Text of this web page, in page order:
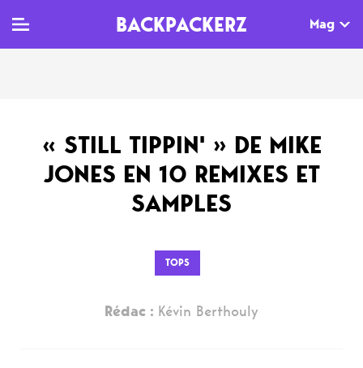
BACKPACKERZ Mag
Clips
Live
Dossiers
Tops
Interviews
Chroniques
Paris
Festivals
« STILL TIPPIN' » DE MIKE
JONES EN 10 REMIXES ET
SAMPLES
TOPS
Rédac : Kévin Berthouly